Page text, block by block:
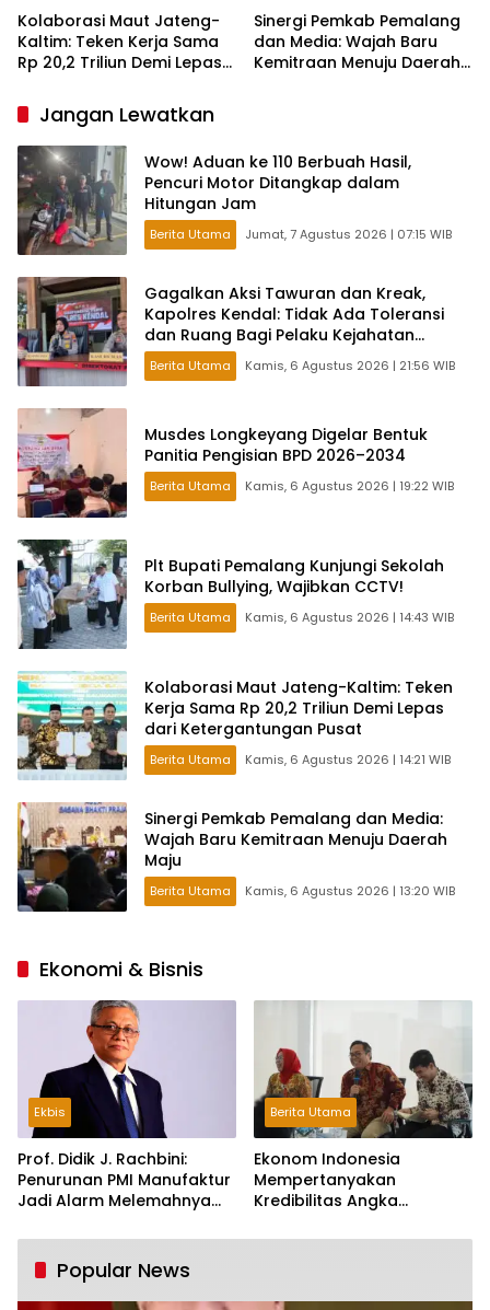
Kolaborasi Maut Jateng-
Kaltim: Teken Kerja Sama
Rp 20,2 Triliun Demi Lepas
Sinergi Pemkab Pemalang
dan Media: Wajah Baru
Kemitraan Menuju Daerah
Jangan Lewatkan
Wow! Aduan ke 110 Berbuah Hasil,
Pencuri Motor Ditangkap dalam
Hitungan Jam
Berita Utama Jumat, 7 Agustus 2026 | 07:15 WIB
Gagalkan Aksi Tawuran dan Kreak,
Kapolres Kendal: Tidak Ada Toleransi
dan Ruang Bagi Pelaku Kejahatan
Jalanan
Berita Utama Kamis, 6 Agustus 2026 | 21:56 WIB
Musdes Longkeyang Digelar Bentuk
Panitia Pengisian BPD 2026–2034
Berita Utama Kamis, 6 Agustus 2026 | 19:22 WIB
Plt Bupati Pemalang Kunjungi Sekolah
Korban Bullying, Wajibkan CCTV!
Berita Utama Kamis, 6 Agustus 2026 | 14:43 WIB
Kolaborasi Maut Jateng-Kaltim: Teken
Kerja Sama Rp 20,2 Triliun Demi Lepas
dari Ketergantungan Pusat
Berita Utama Kamis, 6 Agustus 2026 | 14:21 WIB
Sinergi Pemkab Pemalang dan Media:
Wajah Baru Kemitraan Menuju Daerah
Maju
Berita Utama Kamis, 6 Agustus 2026 | 13:20 WIB
Ekonomi & Bisnis
Ekbis
Prof. Didik J. Rachbini:
Penurunan PMI Manufaktur
Jadi Alarm Melemahnya
Berita Utama
Ekonom Indonesia
Mempertanyakan
Kredibilitas Angka
Tumbuh Tapi Rapuh
Popular News